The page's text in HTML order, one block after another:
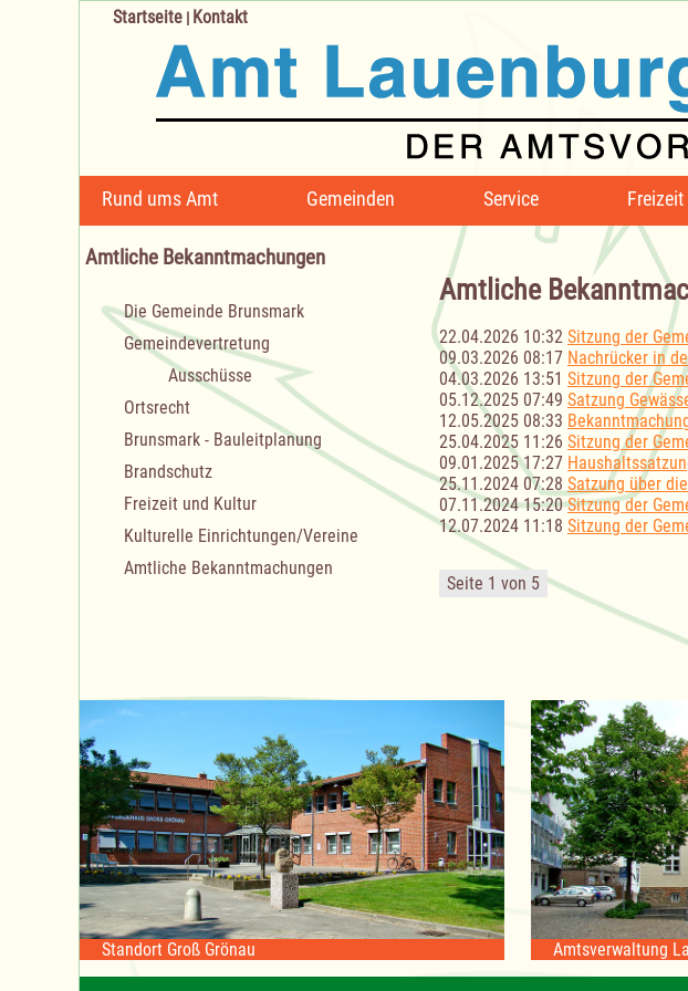
Navigation
überspringen
Rund ums Amt Gemeinden Service
Startseite | Kontakt
Amtliche
22.04.2026 10:32 Sitzung der
09.03.2026 08:17 Nachrücker in
04.03.2026 13:51 Sitzung der
05.12.2025 07:49 Satzung
12.05.2025 08:33
25.04.2025 11:26 Sitzung der
09.01.2025 17:27
25.11.2024 07:28 Satzung über
07.11.2024 15:20 Sitzung der
12.07.2024 11:18 Sitzung der
Seite 1 von 5
Amtliche Bekanntmachungen
Navigation
überspringen
Die Gemeinde Brunsmark
Gemeindevertretung
Ausschüsse
Ortsrecht
Brunsmark - Bauleitplanung
Brandschutz
Freizeit und Kultur
Kulturelle Einrichtungen/Vereine
Amtliche Bekanntmachungen
Standort Groß Grönau Amtsverwaltung